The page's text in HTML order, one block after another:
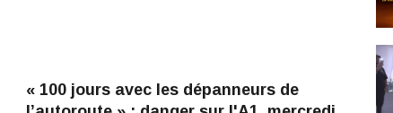
« 100 jours avec les dépanneurs de